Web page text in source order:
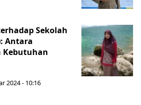
Sekolah
Antara
Kebutuhan
2024 - 10:16